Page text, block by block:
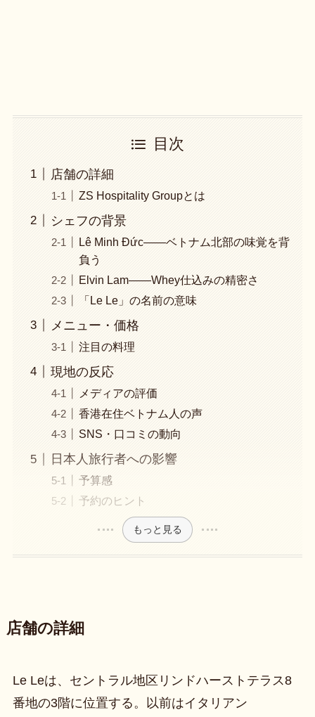
目次
店舗の詳細
ZS Hospitality Groupとは
シェフの背景
Lê Minh Đức——ベトナム北部の味覚を背
負う
Elvin Lam——Whey仕込みの精密さ
「Le Le」の名前の意味
メニュー・価格
注目の料理
現地の反応
メディアの評価
香港在住ベトナム人の声
SNS・口コミの動向
日本人旅行者への影響
予算感
予約のヒント
もっと見る
店舗の詳細
Le Leは、セントラル地区リンドハーストテラス8
番地の3階に位置する。以前はイタリアン